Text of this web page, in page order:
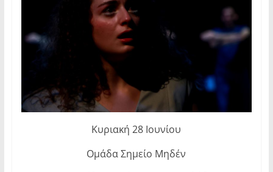
Κυριακή 28 Ιουνίου
Ομάδα Σημείο Μηδέν